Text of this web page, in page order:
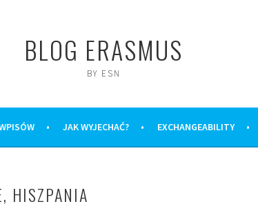
BLOG ERASMUS
BY ESN
JAK WYJECHAĆ? EXCHANGEABILITY
HISZPANIA